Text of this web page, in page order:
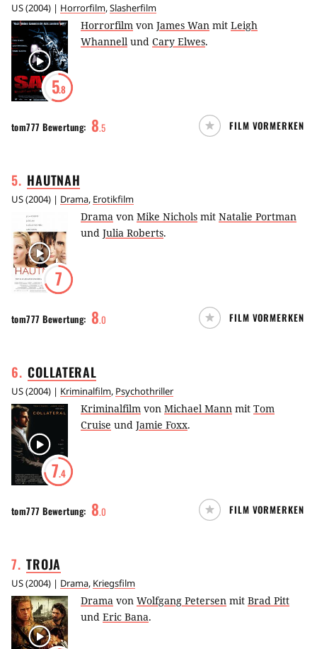
US(2004) | Horrorfilm,Slasherfilm
5.8
Horrorfilm von James Wan mit Leigh
Whannell und Cary Elwes.
tom777 Bewertung: 8.5 FILM VORMERKEN
5. HAUTNAH
US(2004) | Drama, Erotikfilm
7
Drama von Mike Nichols mit Natalie Portman
und Julia Roberts.
tom777 Bewertung: 8.0 FILM VORMERKEN
6. COLLATERAL
US(2004) | Kriminalfilm, Psychothriller
7.4
Kriminalfilm von Michael Mann mit Tom
Cruise und Jamie Foxx.
tom777 Bewertung: 8.0 FILM VORMERKEN
7. TROJA
US(2004) | Drama, Kriegsfilm
Drama von Wolfgang Petersen mit Brad Pitt
und Eric Bana.